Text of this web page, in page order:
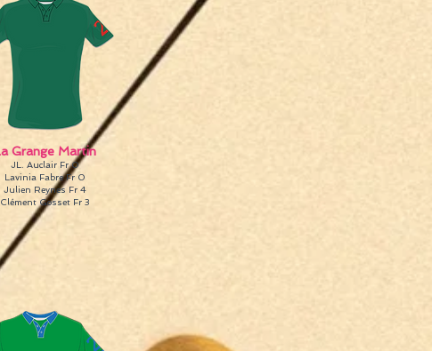
Grange Martin
JL. Auclair Fr 0
Lavinia Fabre Fr 0
Julien Reynes Fr 4
Clément Gosset Fr 3